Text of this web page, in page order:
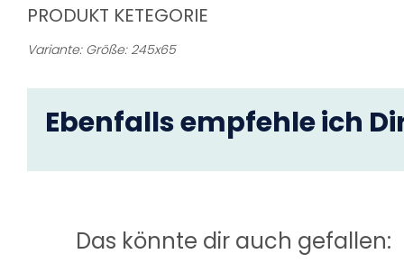
PRODUKT KETEGORIE
Variante: Größe: 245x65
Ebenfalls empfehle ich
Das könnte dir auch gefallen: